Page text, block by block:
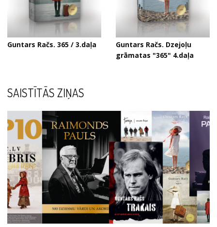
Guntars Račs. 365 / 3.daļa
Guntars Račs. Dzejoļu
grāmatas "365" 4.daļa
SAISTĪTĀS ZIŅAS